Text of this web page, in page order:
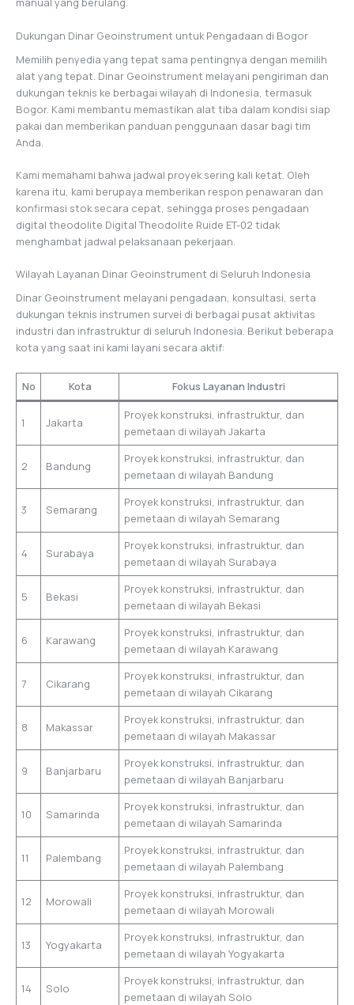
Dukungan Dinar Geoinstrument untuk Pengadaan di Bogor
Memilih penyedia yang tepat sama pentingnya dengan memilih
alat yang tepat. Dinar Geoinstrument melayani pengiriman dan
dukungan teknis ke berbagai wilayah di Indonesia, termasuk
Bogor. Kami membantu memastikan alat tiba dalam kondisi siap
pakai dan memberikan panduan penggunaan dasar bagi tim
Anda.
Kami memahami bahwa jadwal proyek sering kali ketat. Oleh
karena itu, kami berupaya memberikan respon penawaran dan
konfirmasi stok secara cepat, sehingga proses pengadaan
digital theodolite Digital Theodolite Ruide ET-02 tidak
menghambat jadwal pelaksanaan pekerjaan.
Wilayah Layanan Dinar Geoinstrument di Seluruh Indonesia
Dinar Geoinstrument melayani pengadaan, konsultasi, serta
dukungan teknis instrumen survei di berbagai pusat aktivitas
industri dan infrastruktur di seluruh Indonesia. Berikut beberapa
kota yang saat ini kami layani secara aktif:
No Kota Fokus Layanan Industri
1 Jakarta
Proyek konstruksi, infrastruktur, dan
pemetaan di wilayah Jakarta
2 Bandung
Proyek konstruksi, infrastruktur, dan
pemetaan di wilayah Bandung
3 Semarang
Proyek konstruksi, infrastruktur, dan
pemetaan di wilayah Semarang
4 Surabaya
Proyek konstruksi, infrastruktur, dan
pemetaan di wilayah Surabaya
5 Bekasi
Proyek konstruksi, infrastruktur, dan
pemetaan di wilayah Bekasi
6 Karawang
Proyek konstruksi, infrastruktur, dan
pemetaan di wilayah Karawang
7 Cikarang
Proyek konstruksi, infrastruktur, dan
pemetaan di wilayah Cikarang
8 Makassar
Proyek konstruksi, infrastruktur, dan
pemetaan di wilayah Makassar
9 Banjarbaru
Proyek konstruksi, infrastruktur, dan
pemetaan di wilayah Banjarbaru
10 Samarinda
Proyek konstruksi, infrastruktur, dan
pemetaan di wilayah Samarinda
11 Palembang
Proyek konstruksi, infrastruktur, dan
pemetaan di wilayah Palembang
12 Morowali
Proyek konstruksi, infrastruktur, dan
pemetaan di wilayah Morowali
13 Yogyakarta
Proyek konstruksi, infrastruktur, dan
pemetaan di wilayah Yogyakarta
14 Solo
Proyek konstruksi, infrastruktur, dan
pemetaan di wilayah Solo